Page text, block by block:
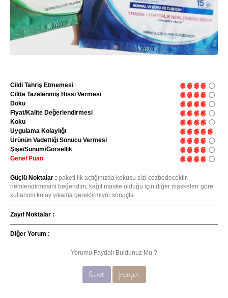
Cildi Tahriş Etmemesi
Ciltte Tazelenmiş Hissi Vermesi
Doku
Fiyat/Kalite Değerlendirmesi
Koku
Uygulama Kolaylığı
Ürünün Vadettiği Sonucu Vermesi
Şişe/Sunum/Görsellik
Genel Puan
Güçlü Noktalar : paketi ilk açtığınızda kokusu sizi cezbedecektir.
nemlendirmesini beğendim, kağıt maske olduğu için diğer maskelerr göre
kullanımı kolay yıkama gerektirmiyor sonuçta
Zayıf Noktalar :
Diğer Yorum :
Yorumu Faydalı Buldunuz Mu ?
Evet Hayır